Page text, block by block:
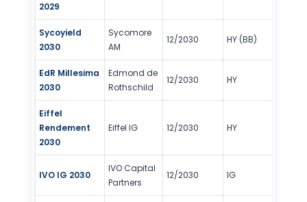
2029
Sycoyield
2030
Sycomore
AM
12/2030 HY (BB)
EdR Millesima
2030
Edmond de
Rothschild
12/2030 HY
Eiffel
Rendement
2030
Eiffel IG 12/2030 HY
IVO IG 2030
IVO Capital
Partners
12/2030 IG